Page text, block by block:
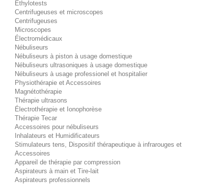
Éthylotests
Centrifugeuses et microscopes
Centrifugeuses
Microscopes
Électromédicaux
Nébuliseurs
Nébuliseurs à piston à usage domestique
Nébuliseurs ultrasoniques à usage domestique
Nébuliseurs à usage professionel et hospitalier
Physiothérapie et Accessoires
Magnétothérapie
Thérapie ultrasons
Électrothérapie et Ionophorèse
Thérapie Tecar
Accessoires pour nébuliseurs
Inhalateurs et Humidificateurs
Stimulateurs tens, Dispositif thérapeutique à infrarouges et
Accessoires
Appareil de thérapie par compression
Aspirateurs à main et Tire-lait
Aspirateurs professionnels